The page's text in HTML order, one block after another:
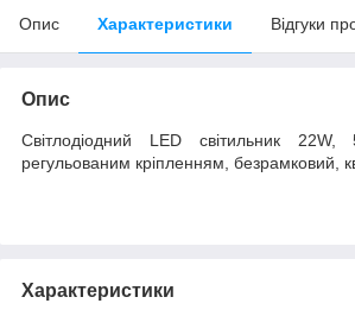
Опис Характеристики Відгуки
Опис
Світлодіодний LED світильник
регульованим кріпленням, безрамковий,
Характеристики